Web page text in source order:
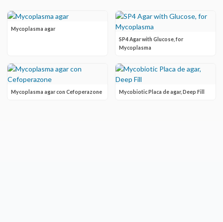
Mycoplasma agar
SP4 Agar with Glucose, for
Mycoplasma
Mycoplasma agar con Cefoperazone Mycobiotic Placa de agar, Deep Fill